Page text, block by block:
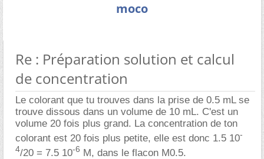
moco
Re : Préparation solution et calcul
de concentration
Le colorant que tu trouves dans la prise de 0.5 mL se
trouve dissous dans un volume de 10 mL. C'est un
volume 20 fois plus grand. La concentration de ton
colorant est 20 fois plus petite, elle est donc 1.5 10-
4/20 = 7.5 10-6 M, dans le flacon M0.5.